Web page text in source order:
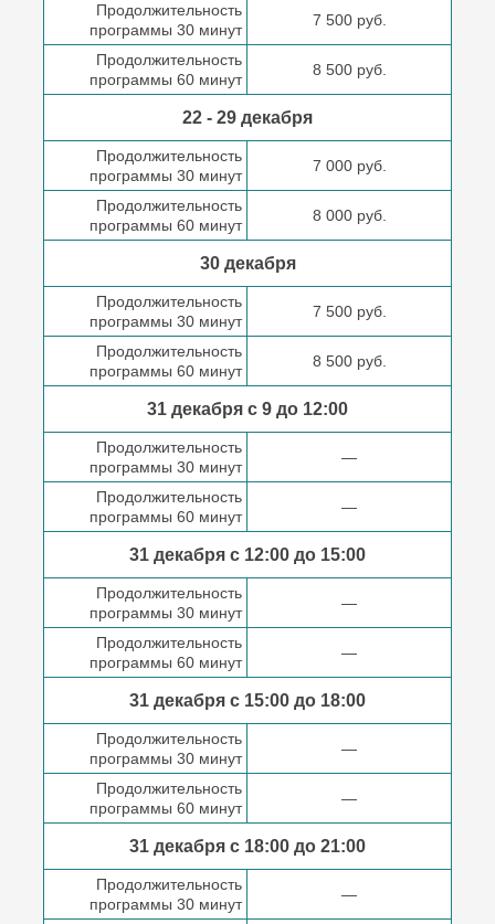
Продолжительность
программы 30 минут
7 500 руб.
Продолжительность
программы 60 минут
8 500 руб.
22 - 29 декабря
Продолжительность
программы 30 минут
7 000 руб.
Продолжительность
программы 60 минут
8 000 руб.
30 декабря
Продолжительность
программы 30 минут
7 500 руб.
Продолжительность
программы 60 минут
8 500 руб.
31 декабря с 9 до 12:00
Продолжительность
программы 30 минут
—
Продолжительность
программы 60 минут
—
31 декабря с 12:00 до 15:00
Продолжительность
программы 30 минут
—
Продолжительность
программы 60 минут
—
31 декабря с 15:00 до 18:00
Продолжительность
программы 30 минут
—
Продолжительность
программы 60 минут
—
31 декабря с 18:00 до 21:00
Продолжительность
программы 30 минут
—